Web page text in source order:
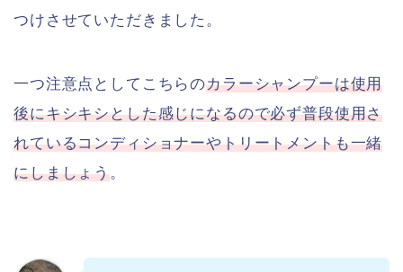
つけさせていただきました。
一つ注意点としてこちらのカラーシャンプーは使用
後にキシキシとした感じになるので必ず普段使用さ
れているコンディショナーやトリートメントも一緒
にしましょう。